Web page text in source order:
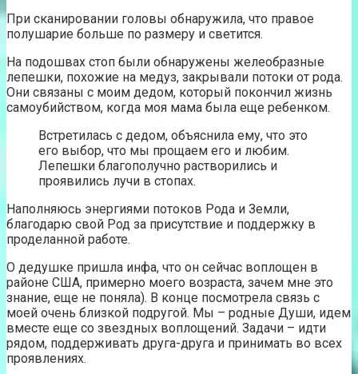
При сканировании головы обнаружила, что правое
полушарие больше по размеру и светится.
На подошвах стоп были обнаружены желеобразные
лепешки, похожие на медуз, закрывали потоки от рода.
Они связаны с моим дедом, который покончил жизнь
самоубийством, когда моя мама была еще ребенком.
Встретилась с дедом, объяснила ему, что это
его выбор, что мы прощаем его и любим.
Лепешки благополучно растворились и
проявились лучи в стопах.
Наполняюсь энергиями потоков Рода и Земли,
благодарю свой Род за присутствие и поддержку в
проделанной работе.
О дедушке пришла инфа, что он сейчас воплощен в
районе США, примерно моего возраста, зачем мне это
знание, еще не поняла). В конце посмотрела связь с
моей очень близкой подругой. Мы – родные Души, идем
вместе еще со звездных воплощений. Задачи – идти
рядом, поддерживать друга-друга и принимать во всех
проявлениях.